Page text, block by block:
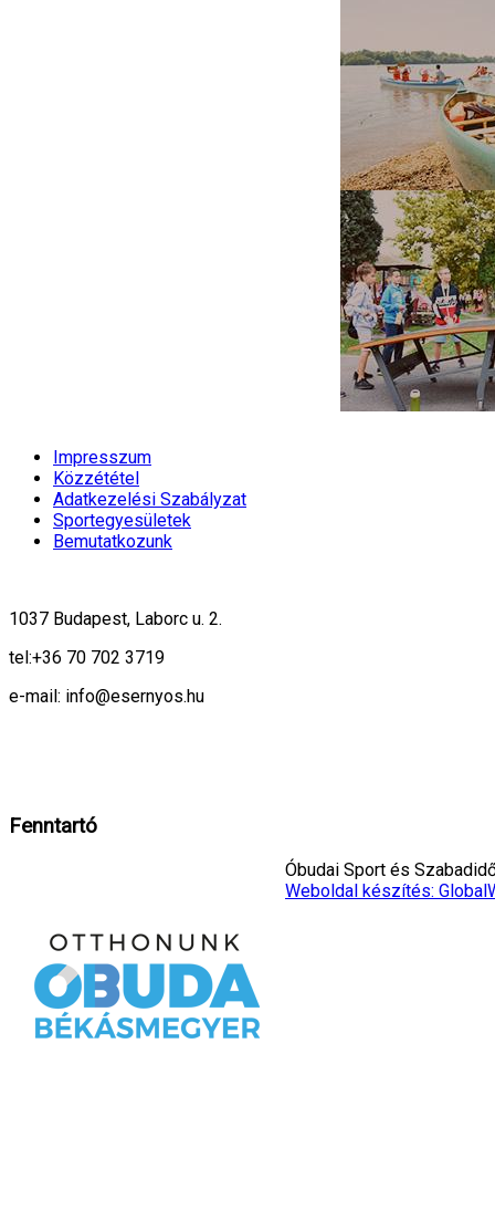
Impresszum
Közzététel
Adatkezelési Szabályzat
Sportegyesületek
Bemutatkozunk
1037 Budapest, Laborc u. 2.
tel:+36 70 702 3719
e-mail: info@esernyos.hu
Fenntartó
Óbudai Sport és
Weboldal készítés: